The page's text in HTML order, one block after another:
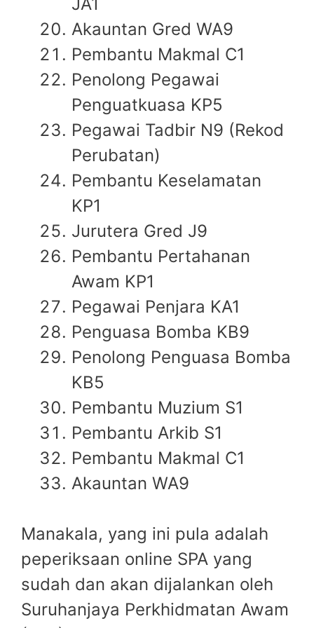
Akauntan Gred WA9
Pembantu Makmal C1
Penolong Pegawai
Penguatkuasa KP5
Pegawai Tadbir N9 (Rekod
Perubatan)
Pembantu Keselamatan
KP1
Jurutera Gred J9
Pembantu Pertahanan
Awam KP1
Pegawai Penjara KA1
Penguasa Bomba KB9
Penolong Penguasa Bomba
KB5
Pembantu Muzium S1
Pembantu Arkib S1
Pembantu Makmal C1
Akauntan WA9
Manakala, yang ini pula adalah
peperiksaan online SPA yang
sudah dan akan dijalankan oleh
Suruhanjaya Perkhidmatan Awam